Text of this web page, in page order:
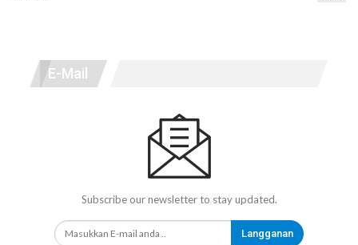
E-Mail
Subscribe our newsletter to stay updated.
Langganan